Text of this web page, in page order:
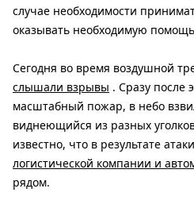
случае необходимости
оказывать необходимую
Сегодня во время воздушной
слышали взрывы . Сразу после
масштабный пожар, в небо
виднеющийся из разных
известно, что в результате
логистической компании и
рядом.